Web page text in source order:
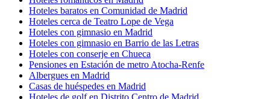
Hoteles baratos en Comunidad de Madrid
Hoteles cerca de Teatro Lope de Vega
Hoteles con gimnasio en Madrid
Hoteles con gimnasio en Barrio de las Letras
Hoteles con conserje en Chueca
Pensiones en Estación de metro Atocha-Renfe
Albergues en Madrid
Casas de huéspedes en Madrid
Hoteles de golf en Distrito Centro de Madrid